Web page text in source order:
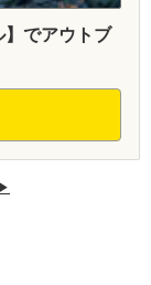
でアウトブ